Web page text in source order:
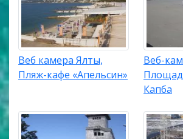
Веб камера Ялты,
Пляж-кафе «Апельсин»
Веб-
Капба